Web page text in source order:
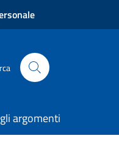
argomenti